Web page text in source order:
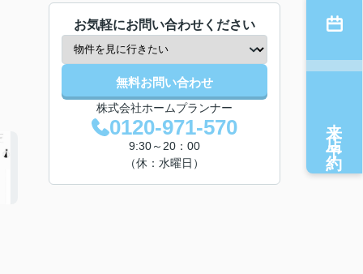
お気軽にお問い合わせください
無料お問い合わせ
株式会社ホームプランナー
0120-971-570
9:30～20：00
（休：水曜日）
来店予約